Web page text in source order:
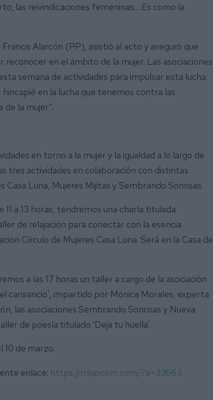
las reivindicaciones femeninas… Es como la
Alarcón (PP), asistió al acto y aseguró que
en el ámbito de la mujer. Las asociaciones
semana de actividades para impulsar esta lucha.
en la lucha que tenemos contra las
de la mujer”.
en torno a la mujer y la igualdad a lo largo de
tres actividades en colaboración con distintas
Casa Luna, Mujeres Mijitas y Sembrando Sonrisas.
a 13 horas, tendremos una charla titulada
de relajación para conectar con la esencia
Círculo de Mujeres Casa Luna. Será en la Casa de
a las 17 horas un taller a cargo de la asociación
cansancio', impartido por Mónica Morales, experta
las asociaciones Sembrando Sonrisas y Nueva
de poesía titulado ‘Deja tu huella’.
10 de marzo.
enlace: https://mijascom.com/?a=33663